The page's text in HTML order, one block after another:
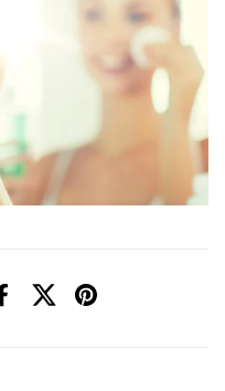
FacebookX (Twitter)Pinterest